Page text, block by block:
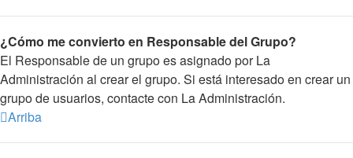
¿Cómo me convierto en Responsable del Grupo?
El Responsable de un grupo es asignado por La
Administración al crear el grupo. Si está interesado en crear un
grupo de usuarios, contacte con La Administración.
Arriba